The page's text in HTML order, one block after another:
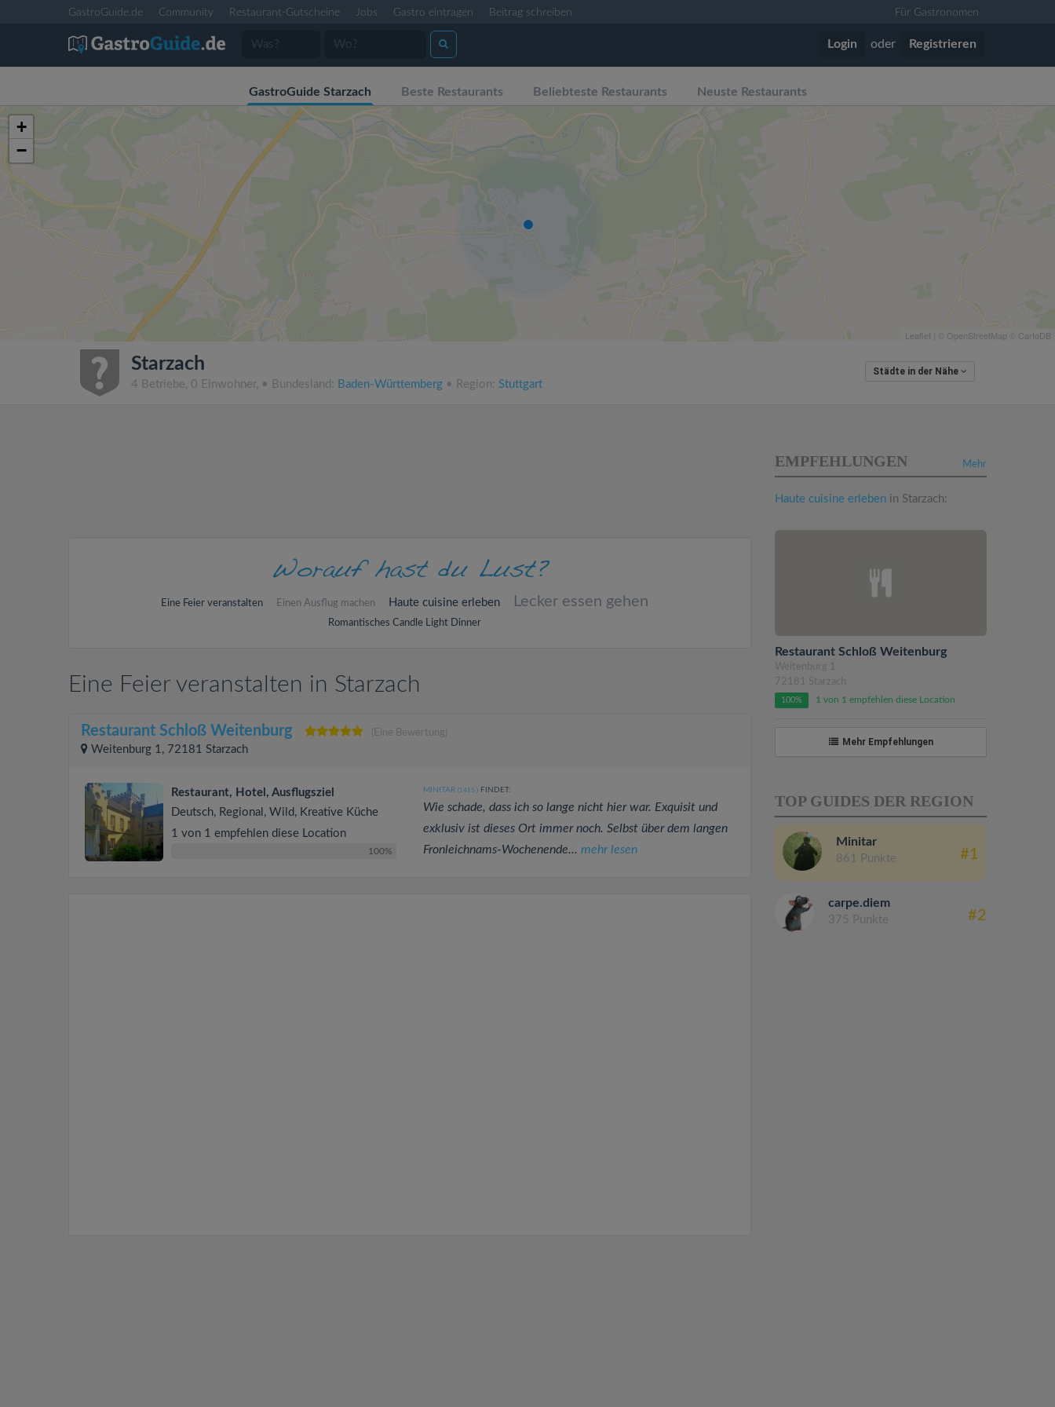
GastroGuide.de Community Restaurant-Gutscheine Jobs Gastro eintragen Beitrag schreiben Für Gastronomen
Login oder Registrieren
GastroGuide Starzach Beste Restaurants Beliebteste Restaurants Neuste Restaurants
+
−
Leaflet | © OpenStreetMap © CartoDB
Starzach
4 Betriebe, 0 Einwohner, • Bundesland: Baden-Württemberg • Region: Stuttgart
Städte in der Nähe
Eine Feier veranstalten Einen Ausflug machen Haute cuisine erleben Lecker essen gehen
Romantisches Candle Light Dinner
Eine Feier veranstalten in Starzach
Restaurant Schloß Weitenburg (Eine Bewertung)
Weitenburg 1, 72181 Starzach
Restaurant, Hotel, Ausflugsziel
Deutsch, Regional, Wild, Kreative Küche
1 von 1 empfehlen diese Location
100%
MINITAR (1415 )FINDET:
Wie schade, dass ich so lange nicht hier war. Exquisit und
exklusiv ist dieses Ort immer noch. Selbst über dem langen
Fronleichnams-Wochenende... mehr lesen
Mehr
EMPFEHLUNGEN
Haute cuisine erleben in Starzach:
Restaurant Schloß Weitenburg
Weitenburg 1
72181 Starzach
100% 1 von 1 empfehlen diese Location
Mehr Empfehlungen
TOP GUIDES DER REGION
Minitar
861 Punkte #1
carpe.diem
375 Punkte #2